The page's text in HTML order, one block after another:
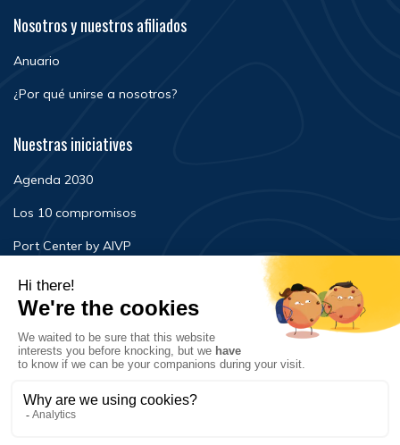
Nosotros y nuestros afiliados
Anuario
¿Por qué unirse a nosotros?
Nuestras iniciatives
Agenda 2030
Los 10 compromisos
Port Center by AIVP
Noticias
Eventos
FAQ
Contacto